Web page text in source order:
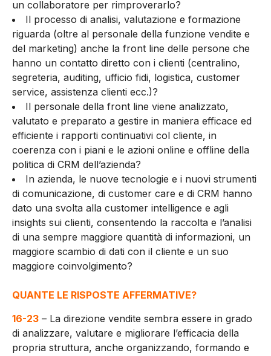
un collaboratore per rimproverarlo?
Il processo di analisi, valutazione e formazione
riguarda (oltre al personale della funzione vendite e
del marketing) anche la front line delle persone che
hanno un contatto diretto con i clienti (centralino,
segreteria, auditing, ufficio fidi, logistica, customer
service, assistenza clienti ecc.)?
Il personale della front line viene analizzato,
valutato e preparato a gestire in maniera efficace ed
efficiente i rapporti continuativi col cliente, in
coerenza con i piani e le azioni online e offline della
politica di CRM dell’azienda?
In azienda, le nuove tecnologie e i nuovi strumenti
di comunicazione, di customer care e di CRM hanno
dato una svolta alla customer intelligence e agli
insights sui clienti, consentendo la raccolta e l’analisi
di una sempre maggiore quantità di informazioni, un
maggiore scambio di dati con il cliente e un suo
maggiore coinvolgimento?
QUANTE LE RISPOSTE AFFERMATIVE?
16-23 – La direzione vendite sembra essere in grado
di analizzare, valutare e migliorare l’efficacia della
propria struttura, anche organizzando, formando e